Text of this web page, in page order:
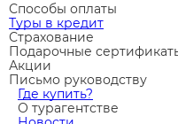
Способы оплаты
Туры в кредит
Страхование
Подарочные
Акции
Письмо руководству
Где купить?
О турагентстве